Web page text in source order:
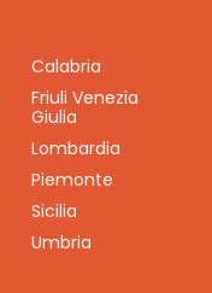
Calabria
Friuli Venezia
Giulia
Lombardia
Piemonte
Sicilia
Umbria